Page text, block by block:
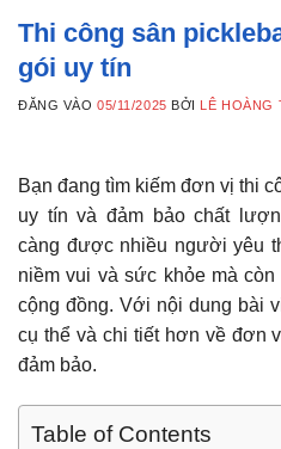
Thi công sân
gói uy tín
ĐĂNG VÀO05/11/2025 BỞI LÊ HOÀNG
Bạn đang tìm kiếm đơn vị thi
uy tín và đảm bảo chất
càng được nhiều người yêu
niềm vui và sức khỏe mà
cộng đồng. Với nội dung bài
cụ thể và chi tiết hơn về đơn
đảm bảo.
Table of Contents